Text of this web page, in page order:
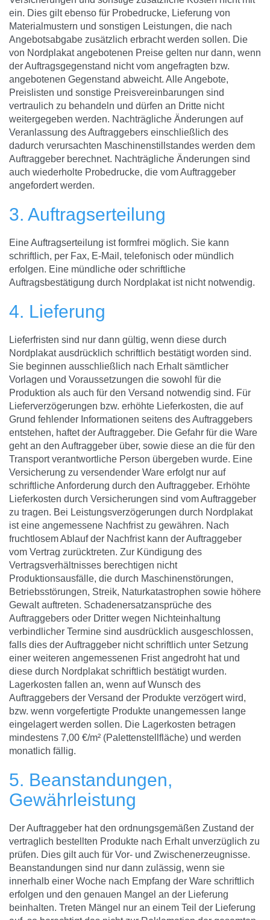
ein. Dies gilt ebenso für Probedrucke, Lieferung von
Materialmustern und sonstigen Leistungen, die nach
Angebotsabgabe zusätzlich erbracht werden sollen. Die
von Nordplakat angebotenen Preise gelten nur dann, wenn
der Auftragsgegenstand nicht vom angefragten bzw.
angebotenen Gegenstand abweicht. Alle Angebote,
Preislisten und sonstige Preisvereinbarungen sind
vertraulich zu behandeln und dürfen an Dritte nicht
weitergegeben werden. Nachträgliche Änderungen auf
Veranlassung des Auftraggebers einschließlich des
dadurch verursachten Maschinenstillstandes werden dem
Auftraggeber berechnet. Nachträgliche Änderungen sind
auch wiederholte Probedrucke, die vom Auftraggeber
angefordert werden.
3. Auftragserteilung
Eine Auftragserteilung ist formfrei möglich. Sie kann
schriftlich, per Fax, E-Mail, telefonisch oder mündlich
erfolgen. Eine mündliche oder schriftliche
Auftragsbestätigung durch Nordplakat ist nicht notwendig.
4. Lieferung
Lieferfristen sind nur dann gültig, wenn diese durch
Nordplakat ausdrücklich schriftlich bestätigt worden sind.
Sie beginnen ausschließlich nach Erhalt sämtlicher
Vorlagen und Voraussetzungen die sowohl für die
Produktion als auch für den Versand notwendig sind. Für
Lieferverzögerungen bzw. erhöhte Lieferkosten, die auf
Grund fehlender Informationen seitens des Auftraggebers
entstehen, haftet der Auftraggeber. Die Gefahr für die Ware
geht an den Auftraggeber über, sowie diese an die für den
Transport verantwortliche Person übergeben wurde. Eine
Versicherung zu versendender Ware erfolgt nur auf
schriftliche Anforderung durch den Auftraggeber. Erhöhte
Lieferkosten durch Versicherungen sind vom Auftraggeber
zu tragen. Bei Leistungsverzögerungen durch Nordplakat
ist eine angemessene Nachfrist zu gewähren. Nach
fruchtlosem Ablauf der Nachfrist kann der Auftraggeber
vom Vertrag zurücktreten. Zur Kündigung des
Vertragsverhältnisses berechtigen nicht
Produktionsausfälle, die durch Maschinenstörungen,
Betriebsstörungen, Streik, Naturkatastrophen sowie höhere
Gewalt auftreten. Schadenersatzansprüche des
Auftraggebers oder Dritter wegen Nichteinhaltung
verbindlicher Termine sind ausdrücklich ausgeschlossen,
falls dies der Auftraggeber nicht schriftlich unter Setzung
einer weiteren angemessenen Frist angedroht hat und
diese durch Nordplakat schriftlich bestätigt wurden.
Lagerkosten fallen an, wenn auf Wunsch des
Auftraggebers der Versand der Produkte verzögert wird,
bzw. wenn vorgefertigte Produkte unangemessen lange
eingelagert werden sollen. Die Lagerkosten betragen
mindestens 7,00 €/m² (Palettenstellfläche) und werden
monatlich fällig.
5. Beanstandungen,
Gewährleistung
Der Auftraggeber hat den ordnungsgemäßen Zustand der
vertraglich bestellten Produkte nach Erhalt unverzüglich zu
prüfen. Dies gilt auch für Vor- und Zwischenerzeugnisse.
Beanstandungen sind nur dann zulässig, wenn sie
innerhalb einer Woche nach Empfang der Ware schriftlich
erfolgen und den genauen Mangel an der Lieferung
beinhalten. Treten Mängel nur an einem Teil der Lieferung